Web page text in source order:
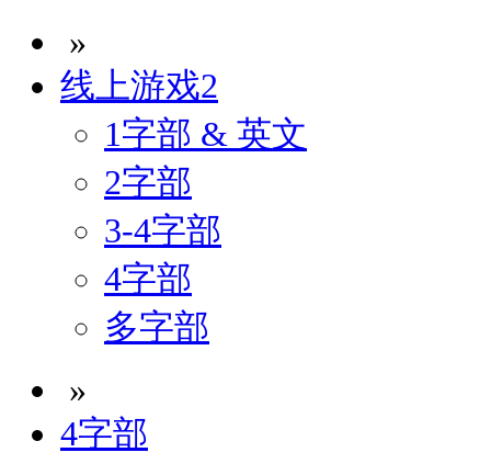
»
线上游戏2
1字部 & 英文
2字部
3-4字部
4字部
多字部
»
4字部